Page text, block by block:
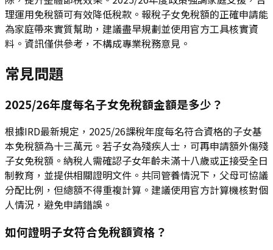
理運用免稅額可有效降低稅款。報稅子女免稅額的正確申請能
為家庭帶來實質幫助，建議盡早規劃並使用官方工具核實資
料。資訊僅供參考，不構成專業稅務意見。
常見問題
2025/26年度每名子女免稅額金額是多少？
根據IRD最新規定，2025/26課稅年度每名符合資格的子女基
本免稅額為十三萬元。若子女為殘疾人士，可再申請額外傷殘
子女免稅額。納稅人需確認子女年齡未滿十八歲或正接受全日
制教育，並提供相關證明文件。共同管養情況下，父母可協議
分配比例，但總額不得重複計算。建議使用官方計算機核對個
人情況，避免申請錯誤。
如何證明子女符合免稅額資格？